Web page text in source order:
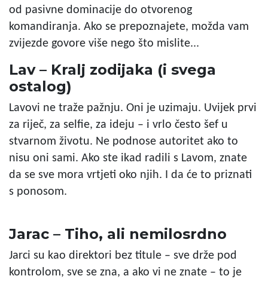
od pasivne dominacije do otvorenog
komandiranja. Ako se prepoznajete, možda vam
zvijezde govore više nego što mislite...
Lav – Kralj zodijaka (i svega
ostalog)
Lavovi ne traže pažnju. Oni je uzimaju. Uvijek prvi
za riječ, za selfie, za ideju – i vrlo često šef u
stvarnom životu. Ne podnose autoritet ako to
nisu oni sami. Ako ste ikad radili s Lavom, znate
da se sve mora vrtjeti oko njih. I da će to priznati
s ponosom.
Jarac – Tiho, ali nemilosrdno
Jarci su kao direktori bez titule – sve drže pod
kontrolom, sve se zna, a ako vi ne znate – to je